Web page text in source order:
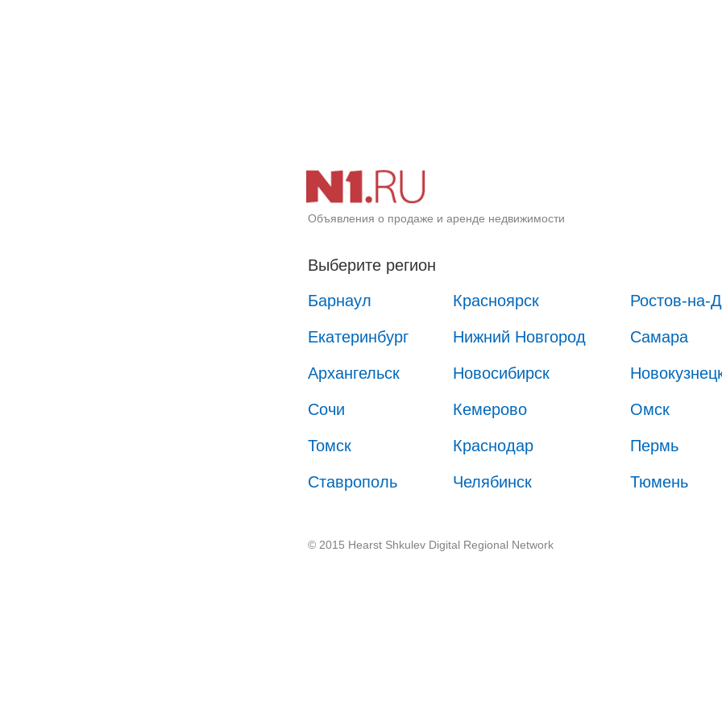
Объявления о продаже и аренде недвижимости
Выберите регион
Барнаул
Красноярск Ростов-на-
Екатеринбург Нижний Новгород Самара
Архангельск Новосибирск
Сочи Кемерово Омск
Томск Краснодар Пермь
Ставрополь Челябинск Тюмень
© 2015 Hearst Shkulev Digital Regional Network